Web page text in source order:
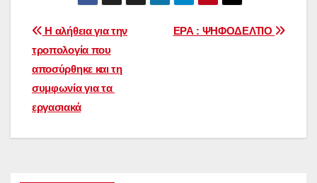
Πλοήγηση
άρθρων
ΕΡΑ : ΨΗΦΟΔΕΛΤΙΟ
Η αλήθεια για την
τροπολογία που
αποσύρθηκε και τη
συμφωνία για τα
εργασιακά